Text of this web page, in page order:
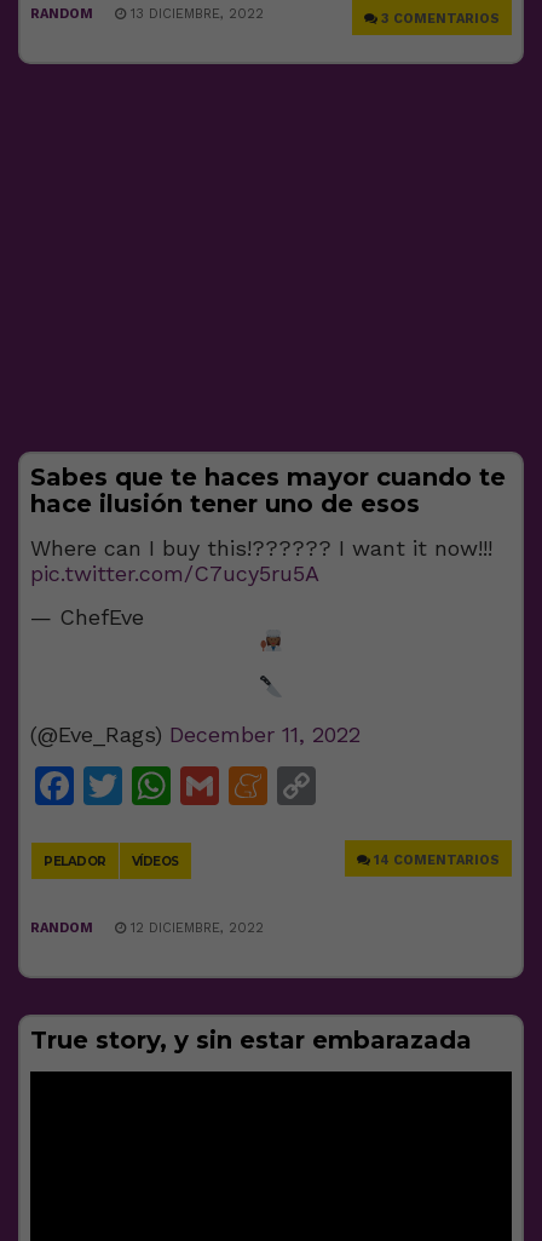
3 COMENTARIOS
RANDOM 13 DICIEMBRE, 2022
Sabes que te haces mayor cuando te
hace ilusión tener uno de esos
Where can I buy this!?????? I want it now!!!
pic.twitter.com/C7ucy5ru5A
— ChefEve
(@Eve_Rags) December 11, 2022
Facebook
Twitter
WhatsApp
GmailMeneame
PELADOR VÍDEOS 14 COMENTARIOS
RANDOM 12 DICIEMBRE, 2022
True story, y sin estar embarazada